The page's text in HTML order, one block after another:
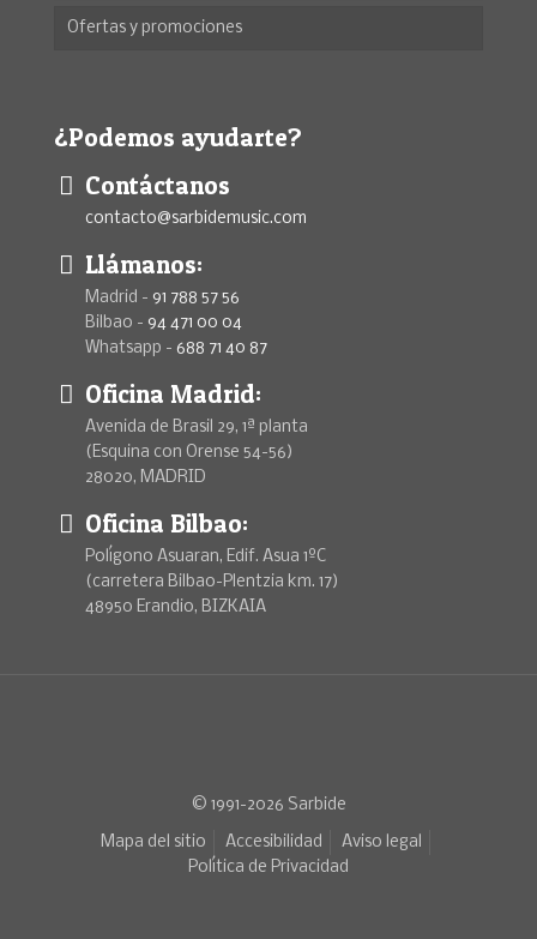
Ofertas y promociones
¿Podemos ayudarte?
Contáctanos
contacto@sarbidemusic.com
Llámanos:
Madrid - 91 788 57 56
Bilbao - 94 471 00 04
Whatsapp - 688 71 40 87
Oficina Madrid:
Avenida de Brasil 29, 1ª planta
(Esquina con Orense 54-56)
28020, MADRID
Oficina Bilbao:
Polígono Asuaran, Edif. Asua 1ºC
(carretera Bilbao-Plentzia km. 17)
48950 Erandio, BIZKAIA
© 1991-2026 Sarbide
Mapa del sitio Accesibilidad
Aviso legal
Política de Privacidad